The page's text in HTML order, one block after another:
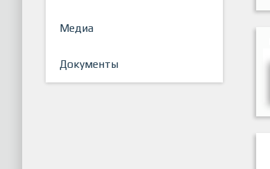
Медиа
Документы